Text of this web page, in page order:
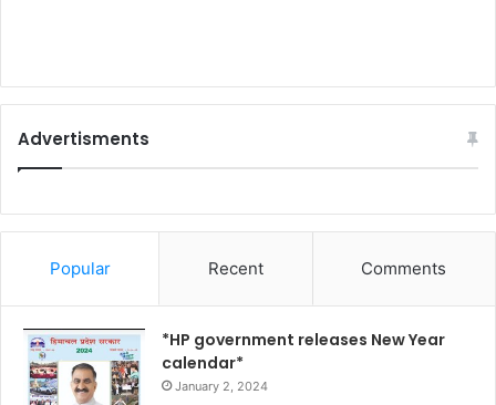
Advertisments
Popular Recent Comments
*HP government releases New Year
calendar*
January 2, 2024